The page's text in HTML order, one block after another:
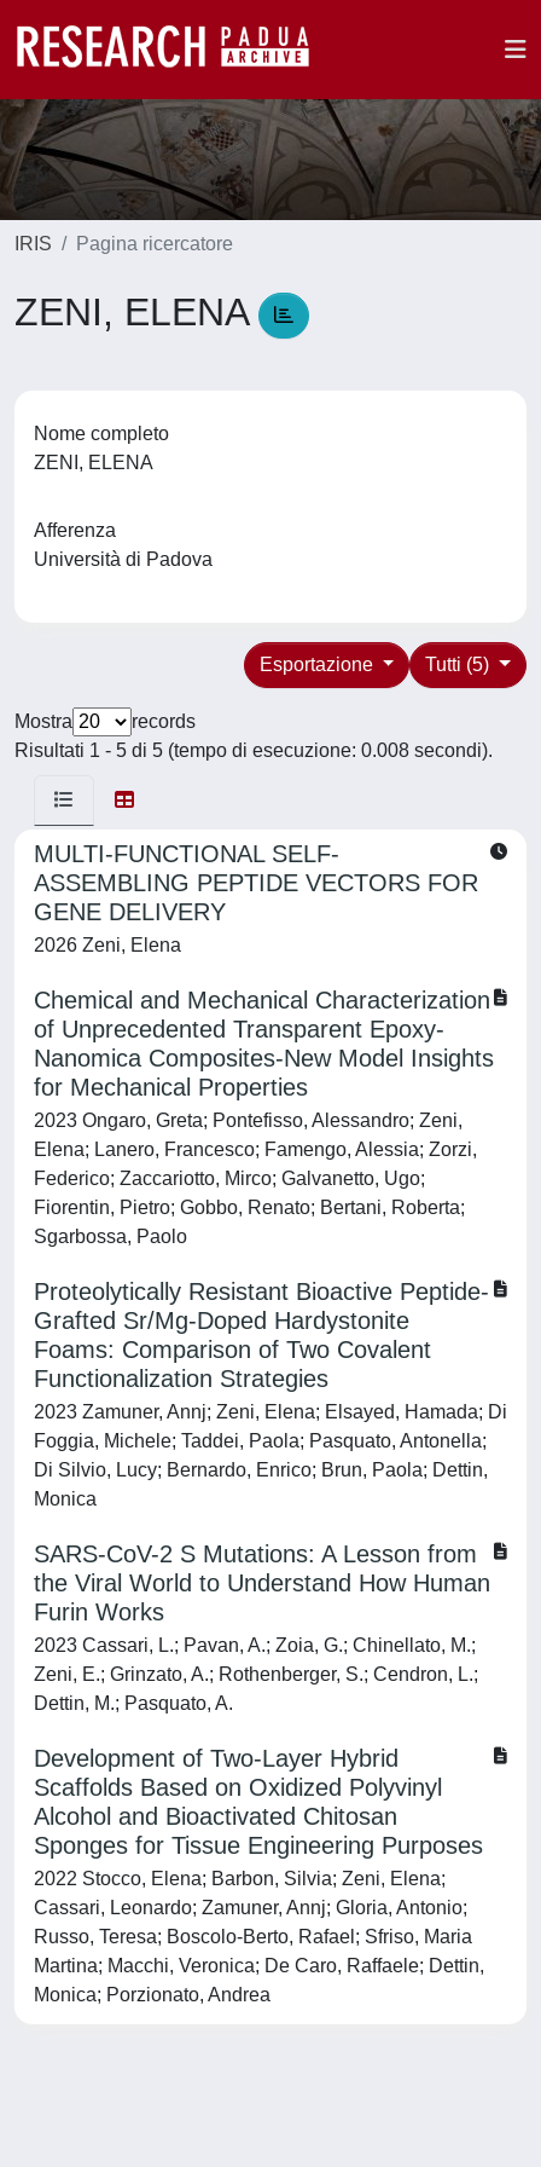
IRIS Pagina ricercatore
ZENI, ELENA
Nome completo
ZENI, ELENA
Afferenza
Università di Padova
Tutti (5)
Esportazione
Mostra
records
Risultati 1 - 5 di 5 (tempo di esecuzione: 0.008 secondi).
MULTI-FUNCTIONAL SELF-
ASSEMBLING PEPTIDE VECTORS FOR
GENE DELIVERY
2026 Zeni, Elena
Chemical and Mechanical Characterization
of Unprecedented Transparent Epoxy-
Nanomica Composites-New Model Insights
for Mechanical Properties
2023 Ongaro, Greta; Pontefisso, Alessandro; Zeni,
Elena; Lanero, Francesco; Famengo, Alessia; Zorzi,
Federico; Zaccariotto, Mirco; Galvanetto, Ugo;
Fiorentin, Pietro; Gobbo, Renato; Bertani, Roberta;
Sgarbossa, Paolo
Proteolytically Resistant Bioactive Peptide-
Grafted Sr/Mg-Doped Hardystonite
Foams: Comparison of Two Covalent
Functionalization Strategies
2023 Zamuner, Annj; Zeni, Elena; Elsayed, Hamada; Di
Foggia, Michele; Taddei, Paola; Pasquato, Antonella;
Di Silvio, Lucy; Bernardo, Enrico; Brun, Paola; Dettin,
Monica
SARS-CoV-2 S Mutations: A Lesson from
the Viral World to Understand How Human
Furin Works
2023 Cassari, L.; Pavan, A.; Zoia, G.; Chinellato, M.;
Zeni, E.; Grinzato, A.; Rothenberger, S.; Cendron, L.;
Dettin, M.; Pasquato, A.
Development of Two-Layer Hybrid
Scaffolds Based on Oxidized Polyvinyl
Alcohol and Bioactivated Chitosan
Sponges for Tissue Engineering Purposes
2022 Stocco, Elena; Barbon, Silvia; Zeni, Elena;
Cassari, Leonardo; Zamuner, Annj; Gloria, Antonio;
Russo, Teresa; Boscolo-Berto, Rafael; Sfriso, Maria
Martina; Macchi, Veronica; De Caro, Raffaele; Dettin,
Monica; Porzionato, Andrea